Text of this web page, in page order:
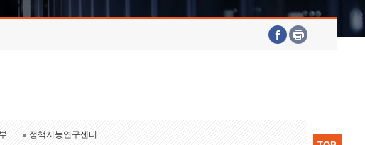
호남권연구본부
기획본부
정책지능연구센터